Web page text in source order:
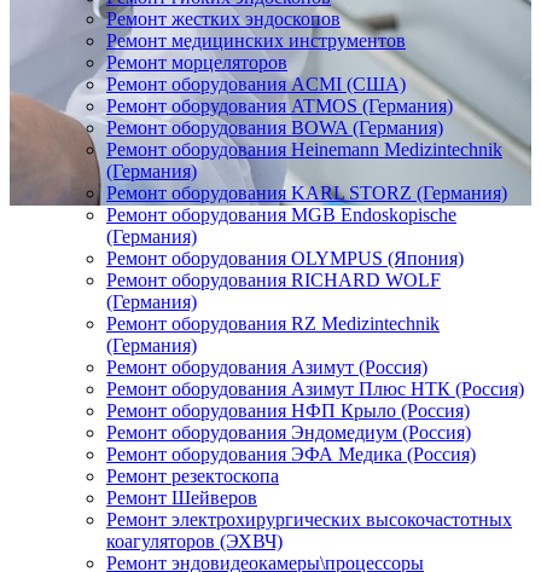
Ремонт жестких эндоскопов
Ремонт медицинских инструментов
Ремонт морцеляторов
Ремонт оборудования ACMI (США)
Ремонт оборудования ATMOS (Германия)
Ремонт оборудования BOWA (Германия)
Ремонт оборудования Heinemann Medizintechnik
(Германия)
Ремонт оборудования KARL STORZ (Германия)
Ремонт оборудования MGB Endoskopische
(Германия)
Ремонт оборудования OLYMPUS (Япония)
Ремонт оборудования RICHARD WOLF
(Германия)
Ремонт оборудования RZ Medizintechnik
(Германия)
Ремонт оборудования Азимут (Россия)
Ремонт оборудования Азимут Плюс НТК (Россия)
Ремонт оборудования НФП Крыло (Россия)
Ремонт оборудования Эндомедиум (Россия)
Ремонт оборудования ЭФА Медика (Россия)
Ремонт резектоскопа
Ремонт Шейверов
Ремонт электрохирургических высокочастотных
коагуляторов (ЭХВЧ)
Ремонт эндовидеокамеры\процессоры